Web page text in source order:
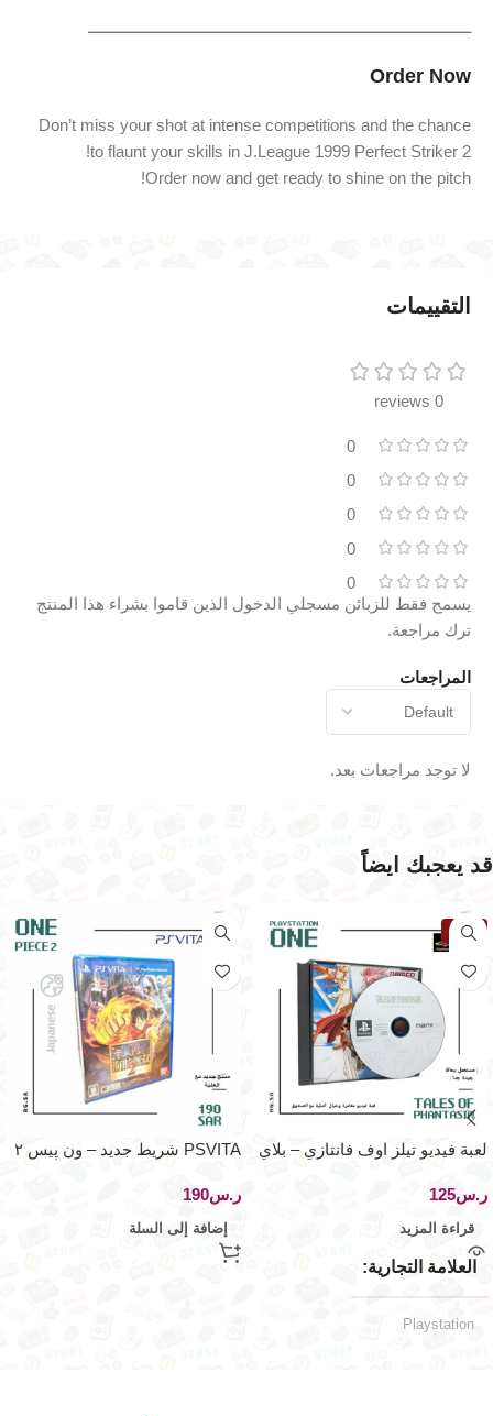
ـــــــــــــــــــــــــــــــــــــــــــــــــــــــــــــــــــــــــــــــــــــــ
Order Now
Don’t miss your shot at intense competitions and the chance
to flaunt your skills in J.League 1999 Perfect Striker 2!
Order now and get ready to shine on the pitch!
التقييمات
0 reviews
0
0
0
0
0
المراجعات
لا توجد مراجعات بعد.
يسمح فقط للزبائن مسجلي الدخول الذين قاموا بشراء هذا المنتج
ترك مراجعة.
قد يعجبك ايضاً
نفذت
لعبة فيديو تيلز اوف فانتازي – بلاي
ر.س
قراءة المزيد
العلامة التجارية
Playstation
PSVITA شريط جديد – ون پيس ٢
ر.س
إضافة إلى السلة